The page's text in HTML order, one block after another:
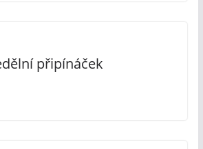
připínáček